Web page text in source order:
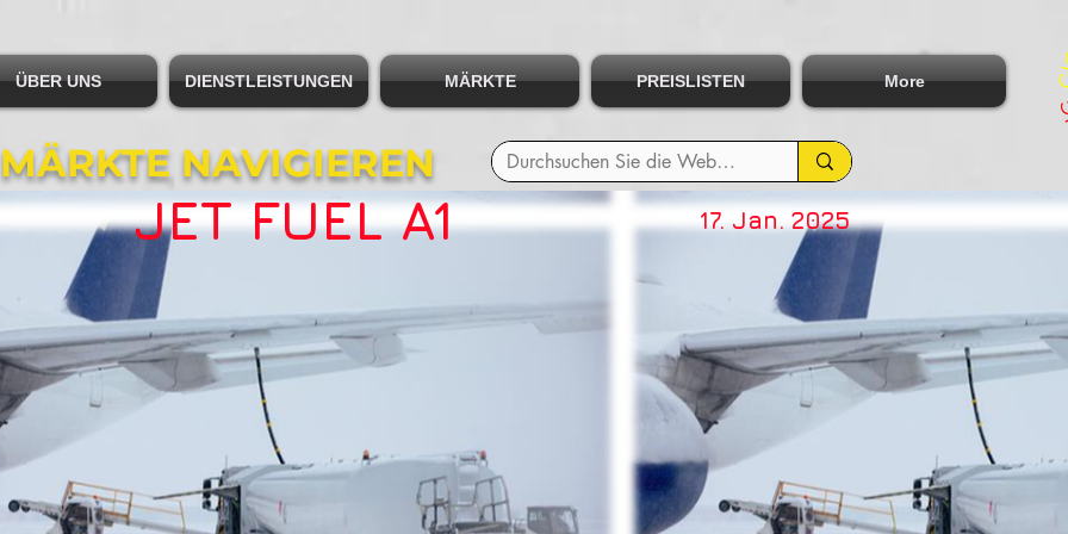
NAVIGIEREN
ÜBER UNS DIENSTLEISTUNGEN MÄRKTE PREISLISTEN More
17. Jan. 2025
JET FUEL A1